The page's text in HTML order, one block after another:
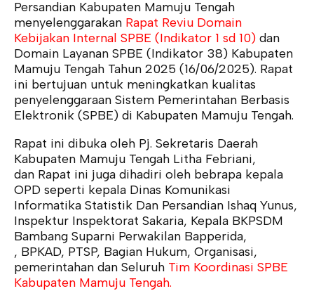
Persandian Kabupaten Mamuju Tengah
menyelenggarakan Rapat Reviu Domain
Kebijakan Internal SPBE (Indikator 1 sd 10) dan
Domain Layanan SPBE (Indikator 38) Kabupaten
Mamuju Tengah Tahun 2025 (16/06/2025). Rapat
ini bertujuan untuk meningkatkan kualitas
penyelenggaraan Sistem Pemerintahan Berbasis
Elektronik (SPBE) di Kabupaten Mamuju Tengah.
Rapat ini dibuka oleh Pj. Sekretaris Daerah
Kabupaten Mamuju Tengah Litha Febriani,
dan Rapat ini juga dihadiri oleh bebrapa kepala
OPD seperti kepala Dinas Komunikasi
Informatika Statistik Dan Persandian Ishaq Yunus,
Inspektur Inspektorat Sakaria, Kepala BKPSDM
Bambang Suparni Perwakilan Bapperida,
, BPKAD, PTSP, Bagian Hukum, Organisasi,
pemerintahan dan Seluruh Tim Koordinasi SPBE
Kabupaten Mamuju Tengah.